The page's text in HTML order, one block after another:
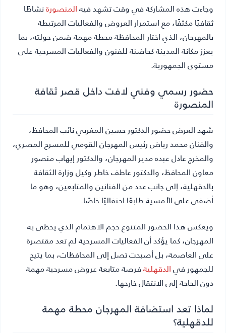
وجاءت هذه المشاركة في وقت تشهد فيهالمنصورةنشاطًا
ثقافيًا مكثفًا، مع استمرار العروض والفعاليات المرتبطة
بالمهرجان، الذي اختار المحافظة محطة مهمة ضمن جولته، بما
يعزز مكانة المدينة كحاضنة للفنون والفعاليات المسرحية على
مستوى الجمهورية.
حضور رسمي وفني لافت داخل قصر ثقافة
المنصورة
شهد العرض حضور الدكتور حسين المغربي نائب المحافظ،
والفنان محمد رياض رئيس المهرجان القومي للمسرح المصري،
والمخرج عادل عبده مدير المهرجان، والدكتور إيهاب منصور
معاون المحافظ، والدكتور عاطف خاطر وكيل وزارة الثقافة
بالدقهلية، إلى جانب عدد من الفنانين والمتابعين، وهو ما
أضفى على الأمسية طابعًا احتفاليًا خاصًا.
ويعكس هذا الحضور المتنوع حجم الاهتمام الذي يحظى به
المهرجان، كما يؤكد أن الفعاليات المسرحية لم تعد مقتصرة
على العاصمة، بل أصبحت تصل إلى المحافظات، بما يتيح
للجمهور فيالدقهليةفرصة متابعة عروض مسرحية مهمة
دون الحاجة إلى الانتقال خارجها.
لماذا تعد استضافة المهرجان محطة مهمة
للدقهلية؟